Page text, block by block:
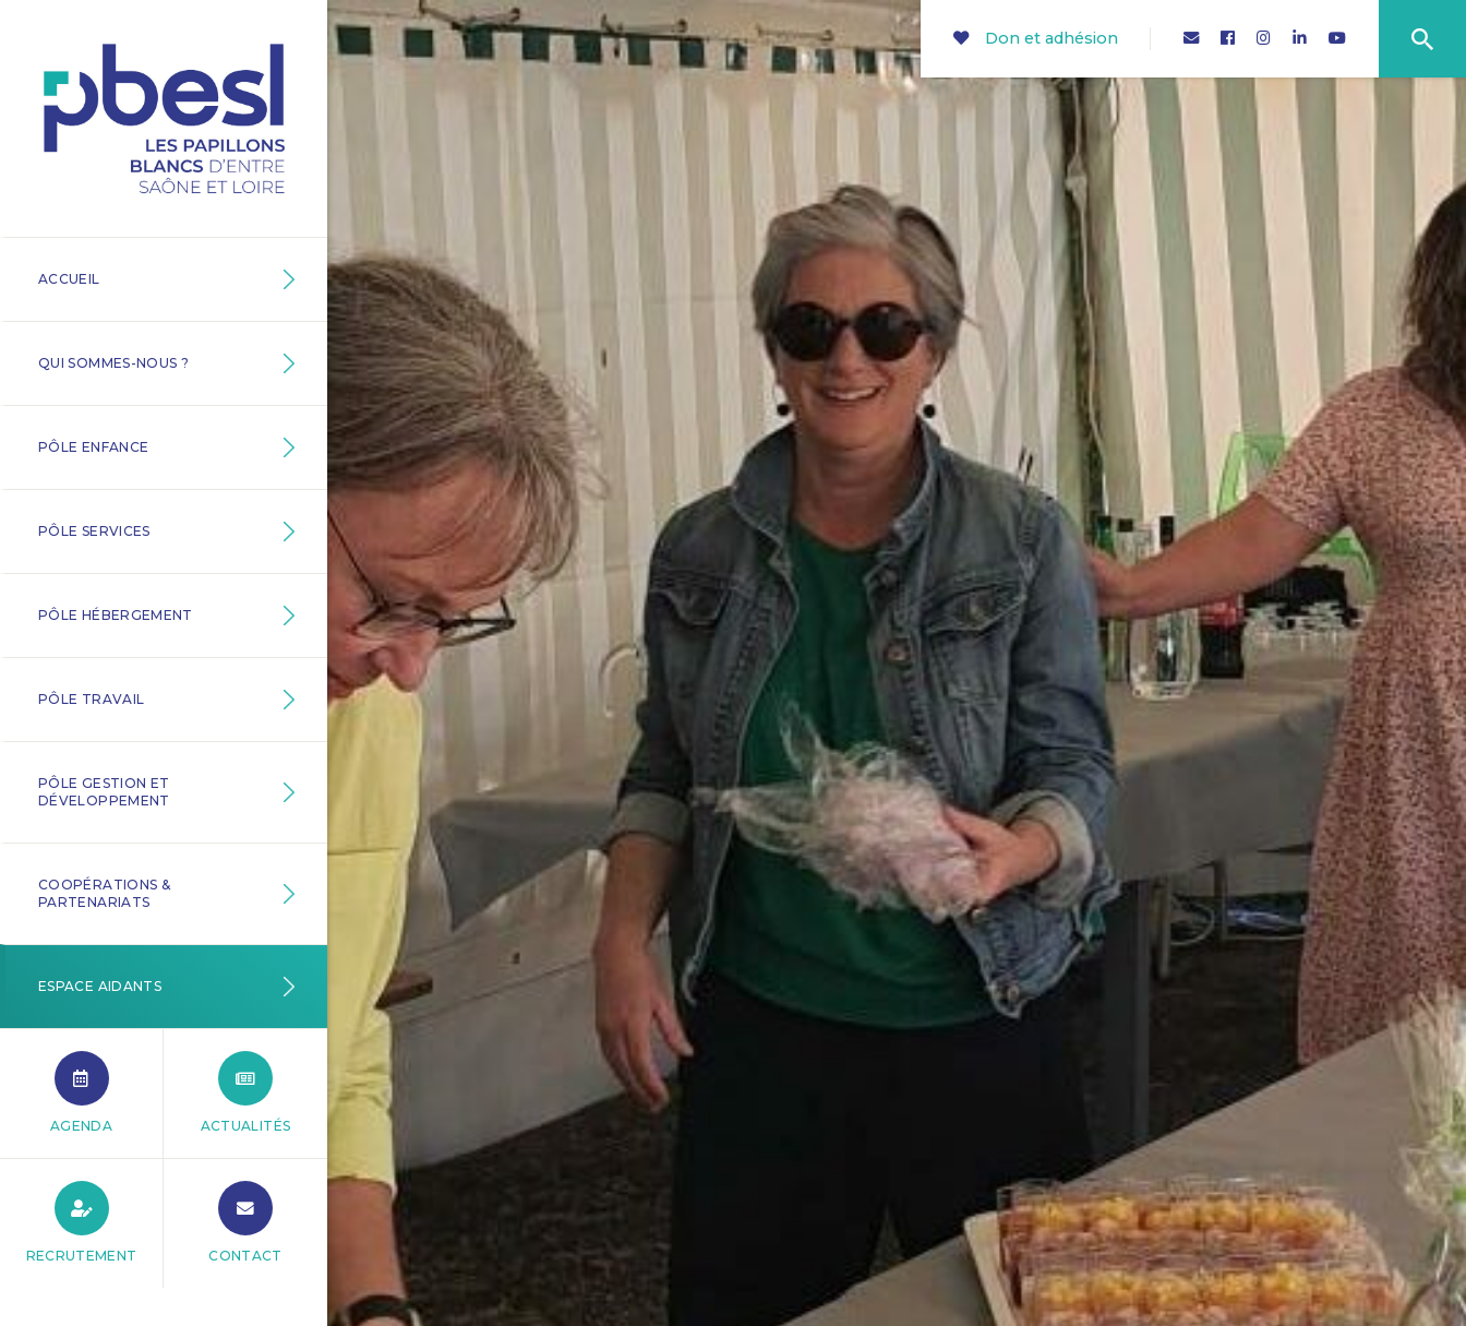
ACCUEIL
QUI SOMMES-NOUS ?
PÔLE ENFANCE
PÔLE SERVICES
PÔLE HÉBERGEMENT
PÔLE TRAVAIL
PÔLE GESTION ET
DÉVELOPPEMENT
COOPÉRATIONS &
PARTENARIATS
ESPACE AIDANTS
AGENDA ACTUALITÉS
RECRUTEMENT CONTACT
Don et adhésion